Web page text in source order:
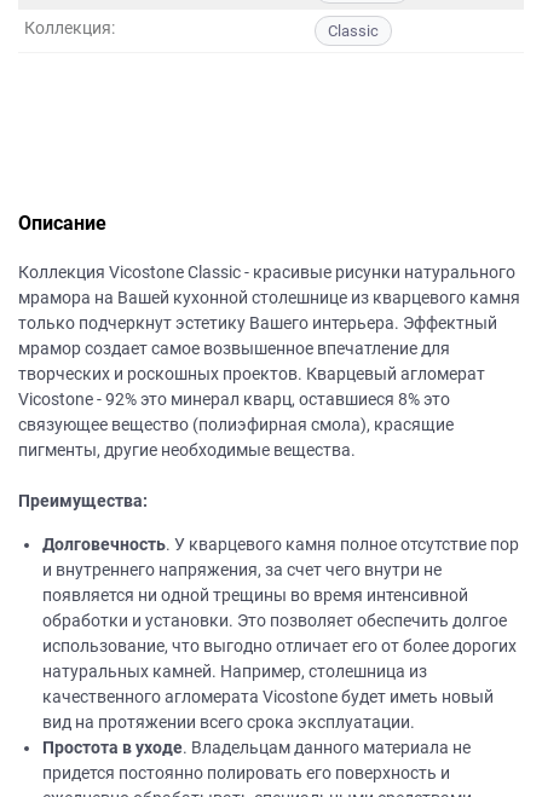
Коллекция: Classic
Описание
Коллекция Vicostone Classic - красивые рисунки натурального
мрамора на Вашей кухонной столешнице из кварцевого камня
только подчеркнут эстетику Вашего интерьера. Эффектный
мрамор создает самое возвышенное впечатление для
творческих и роскошных проектов. Кварцевый агломерат
Vicostone - 92% это минерал кварц, оставшиеся 8% это
связующее вещество (полиэфирная смола), красящие
пигменты, другие необходимые вещества.
Преимущества:
Долговечность. У кварцевого камня полное отсутствие пор
и внутреннего напряжения, за счет чего внутри не
появляется ни одной трещины во время интенсивной
обработки и установки. Это позволяет обеспечить долгое
использование, что выгодно отличает его от более дорогих
натуральных камней. Например, столешница из
качественного агломерата Vicostone будет иметь новый
вид на протяжении всего срока эксплуатации.
Простота в уходе. Владельцам данного материала не
придется постоянно полировать его поверхность и